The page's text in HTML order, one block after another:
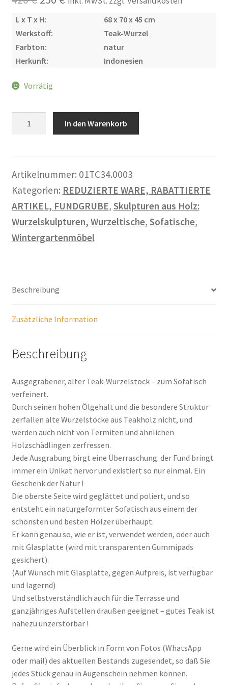
Widerrufsbelehrung
Wohnzimmertisch mit Stühlen
Zahlungsarten
Preis
war:
420 €
L x T x H:
68 x 70 x 45 cm
Werkstoff:
Teak-Wurzel
Farbton:
natur
Herkunft:
Indonesien
Vorrätig
In den Warenkorb
Artikelnummer: 01TC34.0003
Kategorien: REDUZIERTE WARE, RABATTIERTE
ARTIKEL, FUNDGRUBE, Skulpturen aus Holz:
Wurzelskulpturen, Wurzeltische, Sofatische,
Wintergartenmöbel
Beschreibung
Zusätzliche Information
Beschreibung
Ausgegrabener, alter Teak-Wurzelstock – zum Sofatisch
verfeinert.
Durch seinen hohen Ölgehalt und die besondere Struktur
zerfallen alte Wurzelstöcke aus Teakholz nicht, und
werden auch nicht von Termiten und ähnlichen
Holzschädlingen zerfressen.
Jede Ausgrabung birgt eine Überraschung: der Fund bringt
immer ein Unikat hervor und existiert so nur einmal. Ein
Geschenk der Natur !
Die oberste Seite wird geglättet und poliert, und so
entsteht ein naturgeformter Sofatisch aus einem der
schönsten und besten Hölzer überhaupt.
Er kann genau so, wie er ist, verwendet werden, oder auch
mit Glasplatte (wird mit transparenten Gummipads
gesichert).
(Auf Wunsch mit Glasplatte, gegen Aufpreis, ist verfügbar
und lagernd)
Und selbstverständlich auch für die Terrasse und
ganzjähriges Aufstellen draußen geeignet – gutes Teak ist
nahezu unzerstörbar !
Gerne wird ein Überblick in Form von Fotos (WhatsApp
oder mail) des aktuellen Bestands zugesendet, so daß Sie
jedes Stück genau in Augenschein nehmen können.